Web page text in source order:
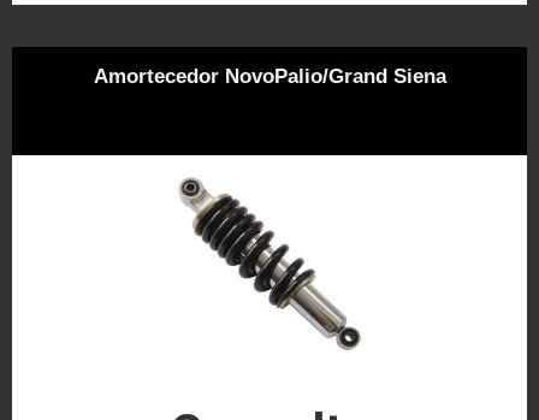
Amortecedor NovoPalio/Grand Siena